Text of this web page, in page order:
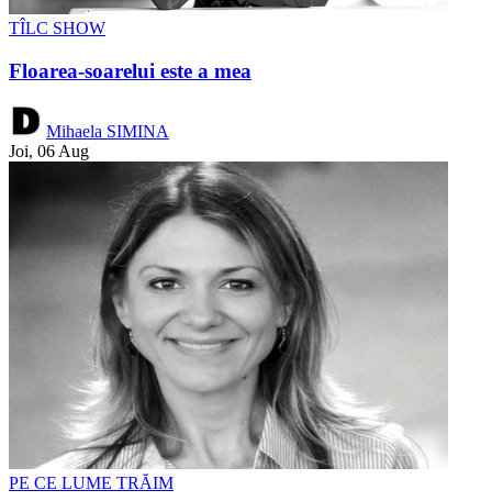
TÎLC SHOW
Floarea-soarelui este a mea
Mihaela SIMINA
Joi, 06 Aug
PE CE LUME TRĂIM